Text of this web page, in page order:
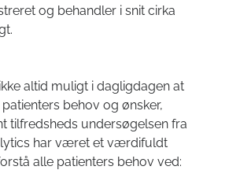
og behandler i snit cirka
altid muligt i dagligdagen at
behov og ønsker,
tilfredsheds undersøgelsen fra
har været et værdifuldt
alle patienters behov ved: